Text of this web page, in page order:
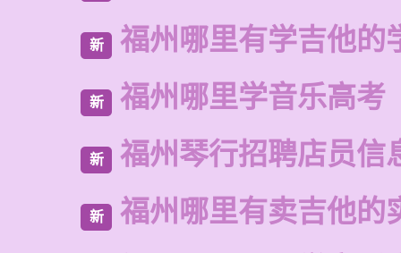
新 福州哪里有学吉他的
新 福州哪里学音乐高考
新 福州琴行招聘店员信
新 福州哪里有卖吉他的